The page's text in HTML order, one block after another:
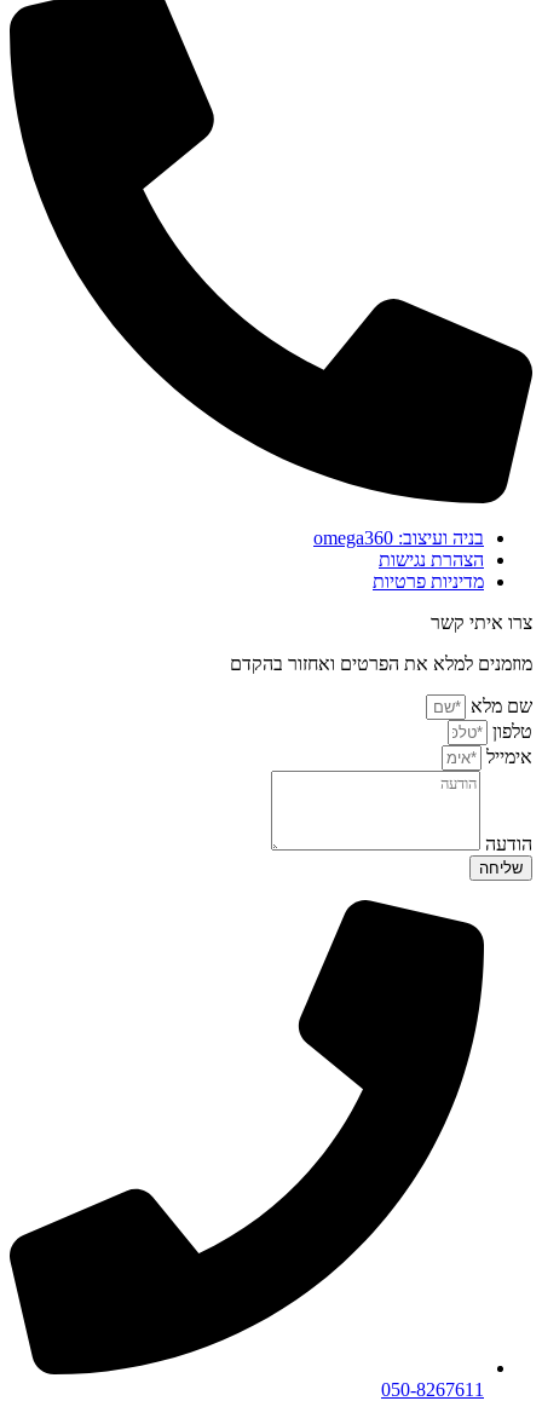
בניה ועיצוב: omega360
הצהרת נגישות
מדיניות פרטיות
צרו איתי קשר
מוזמנים למלא את הפרטים ואחזור בהקדם
שם מלא
טלפון
אימייל
הודעה
שליחה
050-8267611